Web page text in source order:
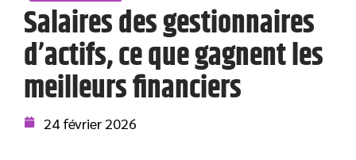
Salaires des gestionnaires
d’actifs, ce que gagnent les
meilleurs financiers
24 février 2026